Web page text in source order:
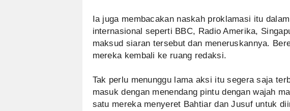
Ia juga membacakan naskah proklamasi itu
internasional seperti BBC, Radio Amerika,
maksud siaran tersebut dan meneruskannya.
mereka kembali ke ruang redaksi.
Tak perlu menunggu lama aksi itu segera saja
masuk dengan menendang pintu dengan wajah
satu mereka menyeret Bahtiar dan Jusuf untuk